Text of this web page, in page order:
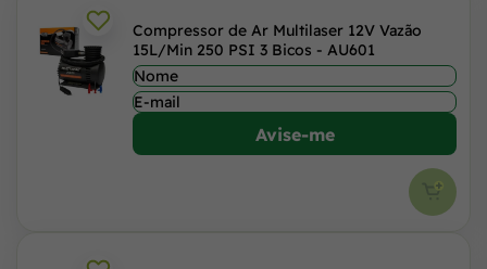
Compressor de Ar Multilaser 12V Vazão
15L/Min 250 PSI 3 Bicos - AU601
Avise-me